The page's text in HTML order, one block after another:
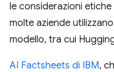
le considerazioni
molte aziende
modello, tra cui
AI Factsheets di IBM,